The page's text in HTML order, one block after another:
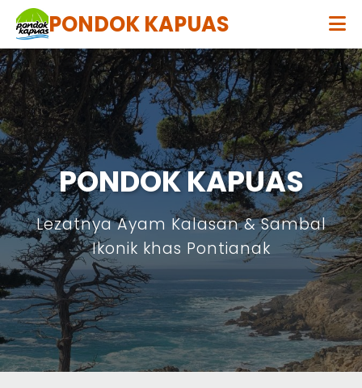
PONDOK KAPUAS
PONDOK KAPUAS
Lezatnya Ayam Kalasan & Sambal
Ikonik khas Pontianak